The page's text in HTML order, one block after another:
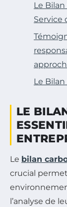
Le
Service
Le Bilan
LE
Le bilan
crucial
l’analyse de